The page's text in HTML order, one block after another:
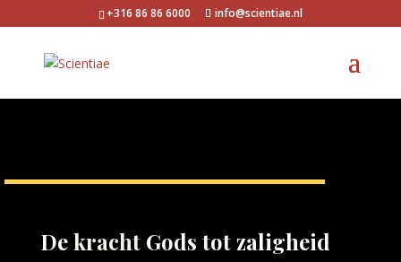
+316 86 86 6000 info@scientiae.nl
Dekracht Gods tot zaligheid